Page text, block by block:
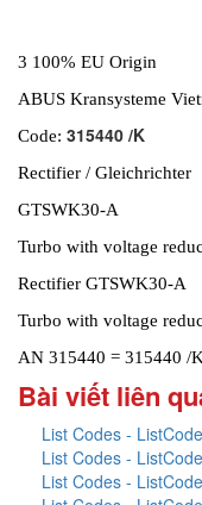
3 100% EU Origin
ABUS Kransysteme
Code: 315440 /K
Rectifier / Gleichrichter
GTSWK30-A
Turbo with voltage
Rectifier GTSWK30-A
Turbo with voltage
AN 315440 = 315440 /
Bài viết liên
List Codes -
List Codes -
List Codes -